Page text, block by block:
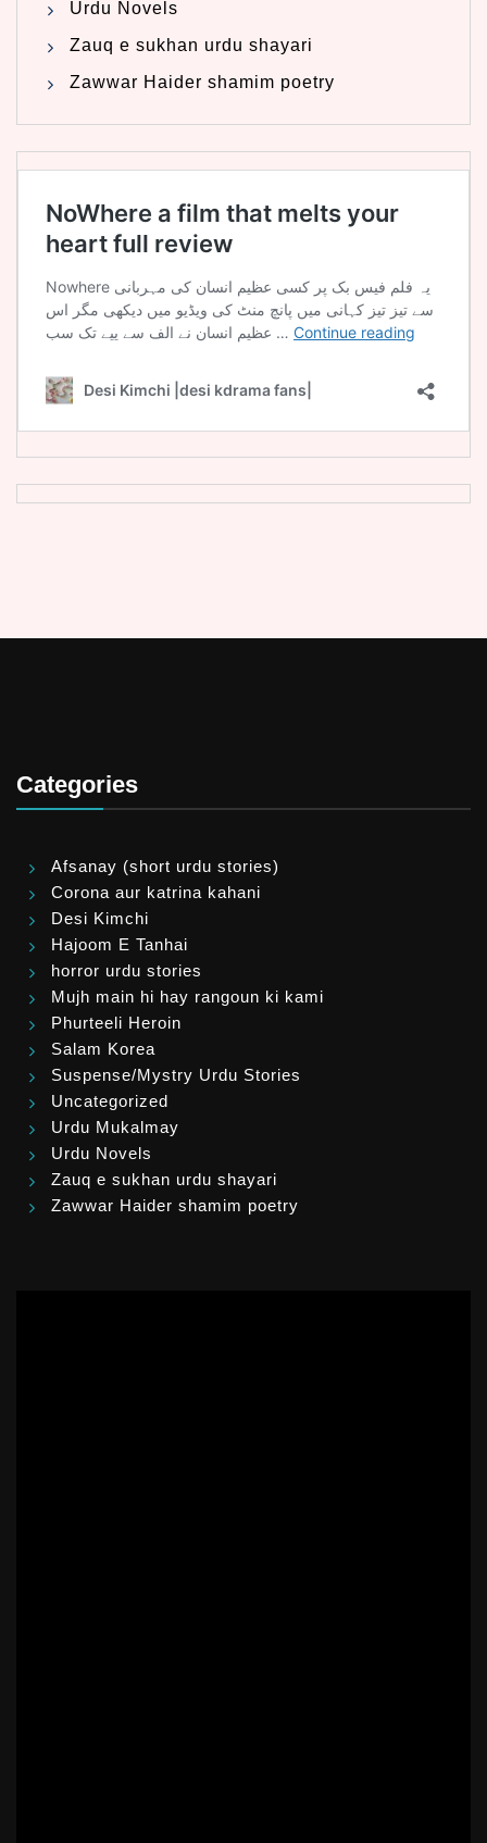
Urdu Novels
Zauq e sukhan urdu shayari
Zawwar Haider shamim poetry
Categories
Afsanay (short urdu stories)
Corona aur katrina kahani
Desi Kimchi
Hajoom E Tanhai
horror urdu stories
Mujh main hi hay rangoun ki kami
Phurteeli Heroin
Salam Korea
Suspense/Mystry Urdu Stories
Uncategorized
Urdu Mukalmay
Urdu Novels
Zauq e sukhan urdu shayari
Zawwar Haider shamim poetry